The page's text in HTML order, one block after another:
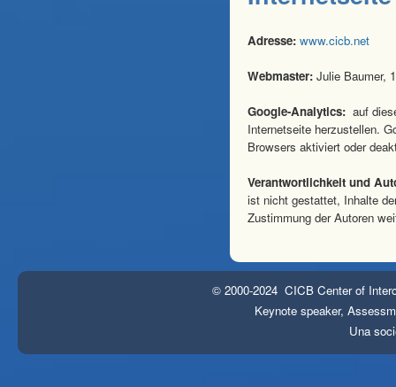
Adresse: www.cicb.net
Webmaster: Julie Baumer,
Google-Analytics: auf
Internetseite herzustellen.
Browsers aktiviert oder
Verantwortlichkeit und
ist nicht gestattet, Inhalte
Zustimmung der Autoren
© 2000-2024 CICB Center of
Keynote speaker,
Una